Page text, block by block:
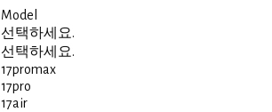
Model
선택하세요.
선택하세요.
17promax
17pro
17air